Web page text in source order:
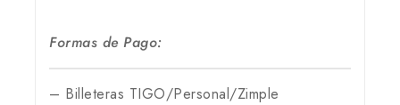
Formas de Pago:
– Billeteras TIGO/Personal/Zimple